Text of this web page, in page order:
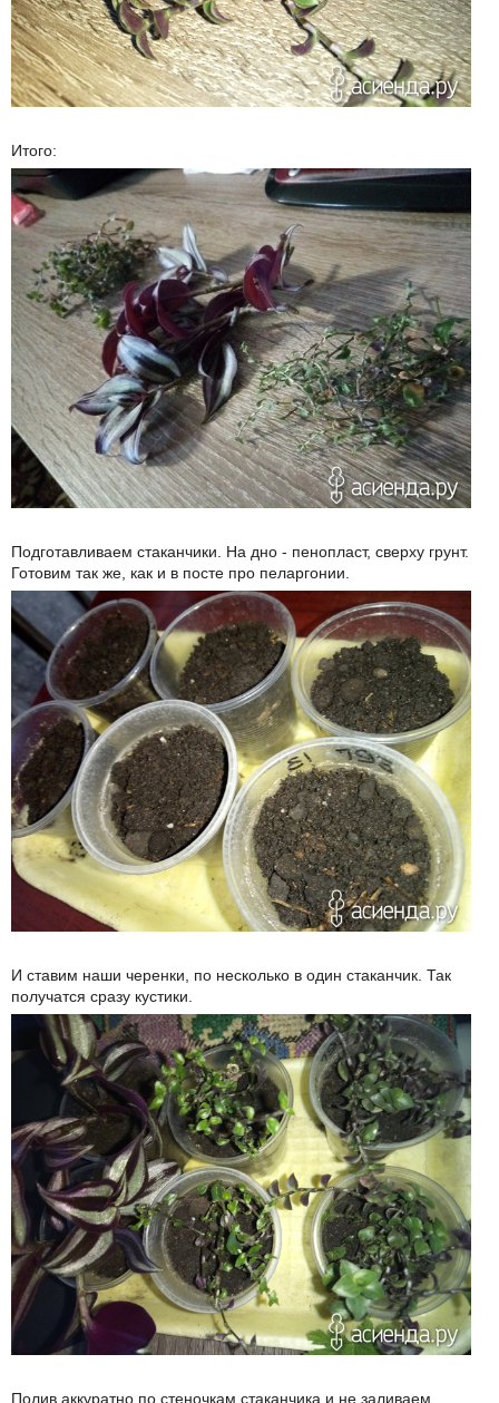
Итого:
Подготавливаем стаканчики. На дно - пенопласт, сверху грунт.
Готовим так же, как и в посте про пеларгонии.
И ставим наши черенки, по несколько в один стаканчик. Так
получатся сразу кустики.
Полив аккуратно по стеночкам стаканчика и не заливаем.